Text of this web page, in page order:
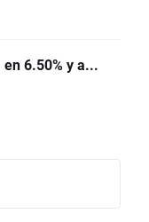
6.50% y a...